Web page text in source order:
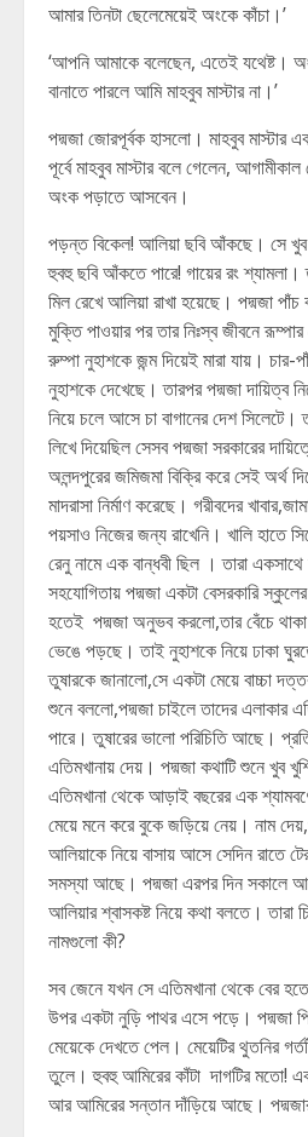
আমার তিনটা ছেলেমেয়েই অংকে কাঁচা।’
‘আপনি আমাকে বলেছেন, এতেই যথেষ্ট।
বানাতে পারলে আমি মাহবুব মাস্টার না।’
পদ্মজা জোরপূর্বক হাসলো। মাহবুব মাস্টার
পূর্বে মাহবুব মাস্টার বলে গেলেন,
অংক পড়াতে আসবেন।
পড়ন্ত বিকেল! আলিয়া ছবি আঁকছে। সে
হুবহু ছবি আঁকতে পারে! গায়ের রং শ্যামলা।
মিল রেখে আলিয়া রাখা হয়েছে। পদ্মজা
মুক্তি পাওয়ার পর তার নিঃস্ব জীবনে
রুম্পা নুহাশকে জন্ম দিয়েই মারা যায়।
নুহাশকে দেখেছে। তারপর পদ্মজা
নিয়ে চলে আসে চা বাগানের দেশ
লিখে দিয়েছিল সেসব পদ্মজা সরকারের
অলন্দপুরের জমিজমা বিক্রি করে সেই অর্থ
মাদরাসা নির্মাণ করেছে। গরীবদের
পয়সাও নিজের জন্য রাখেনি। খালি হাতে
রেনু নামে এক বান্ধবী ছিল । তারা
সহযোগিতায় পদ্মজা একটা বেসরকারি
হতেই পদ্মজা অনুভব করলো,তার বেঁচে থাকা
ভেঙে পড়ছে। তাই নুহাশকে নিয়ে ঢাকা
তুষারকে জানালো,সে একটা মেয়ে বাচ্চা
শুনে বললো,পদ্মজা চাইলে তাদের এলাকার
পারে। তুষারের ভালো পরিচিতি আছে।
এতিমখানায় দেয়। পদ্মজা কথাটি শুনে খুব
এতিমখানা থেকে আড়াই বছরের এক
মেয়ে মনে করে বুকে জড়িয়ে নেয়। নাম
আলিয়াকে নিয়ে বাসায় আসে সেদিন রাতে
সমস্যা আছে। পদ্মজা এরপর দিন সকালে
আলিয়ার শ্বাসকষ্ট নিয়ে কথা বলতে। তারা
নামগুলো কী?
সব জেনে যখন সে এতিমখানা থেকে বের
উপর একটা নুড়ি পাথর এসে পড়ে। পদ্মজা
মেয়েকে দেখতে পেল। মেয়েটির থুতনির
তুলে। হুবহু আমিরের কাঁটা দাগটির মতো!
আর আমিরের সন্তান দাঁড়িয়ে আছে।